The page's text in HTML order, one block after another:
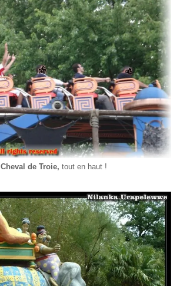
Cheval de Troie, tout en haut !